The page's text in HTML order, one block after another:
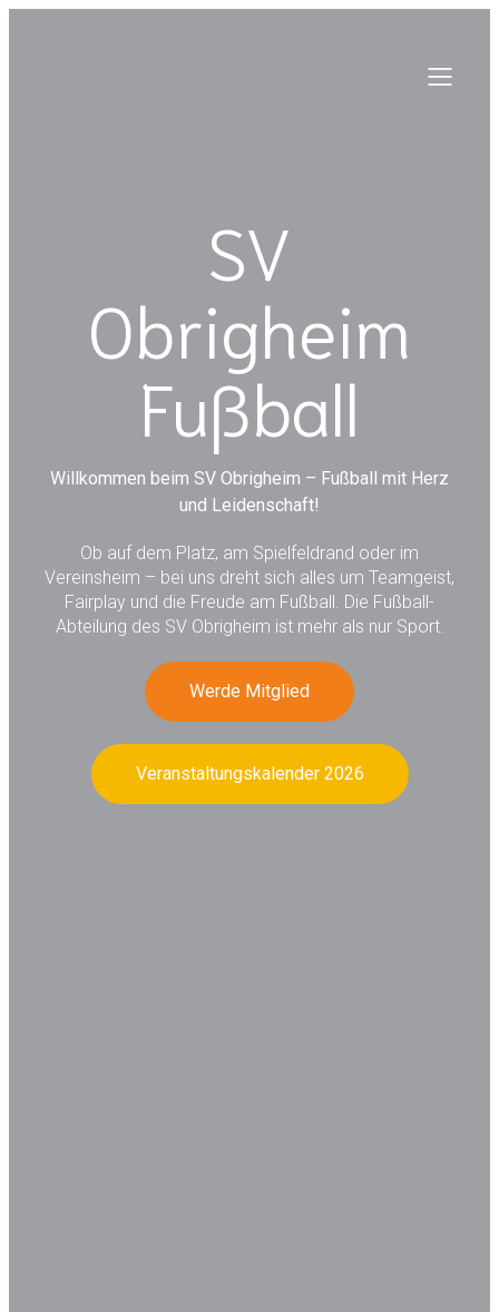
SV
Obrigheim
Fußball
Willkommen beim SV Obrigheim – Fußball mit Herz
und Leidenschaft!
Ob auf dem Platz, am Spielfeldrand oder im
Vereinsheim – bei uns dreht sich alles um Teamgeist,
Fairplay und die Freude am Fußball. Die Fußball-
Abteilung des SV Obrigheim ist mehr als nur Sport.
Werde Mitglied
Veranstaltungskalender 2026